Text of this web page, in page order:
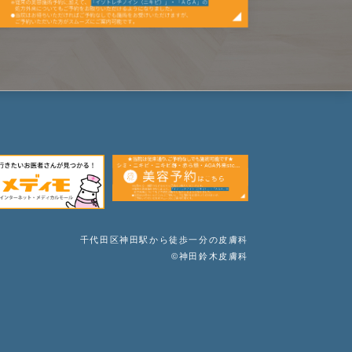
千代田区神田駅から徒歩一分の皮膚科
©神田鈴木皮膚科